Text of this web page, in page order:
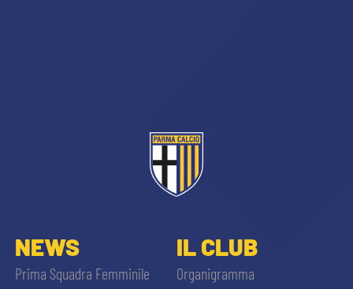
NEWS
Prima Squadra Femminile
IL CLUB
Organigramma